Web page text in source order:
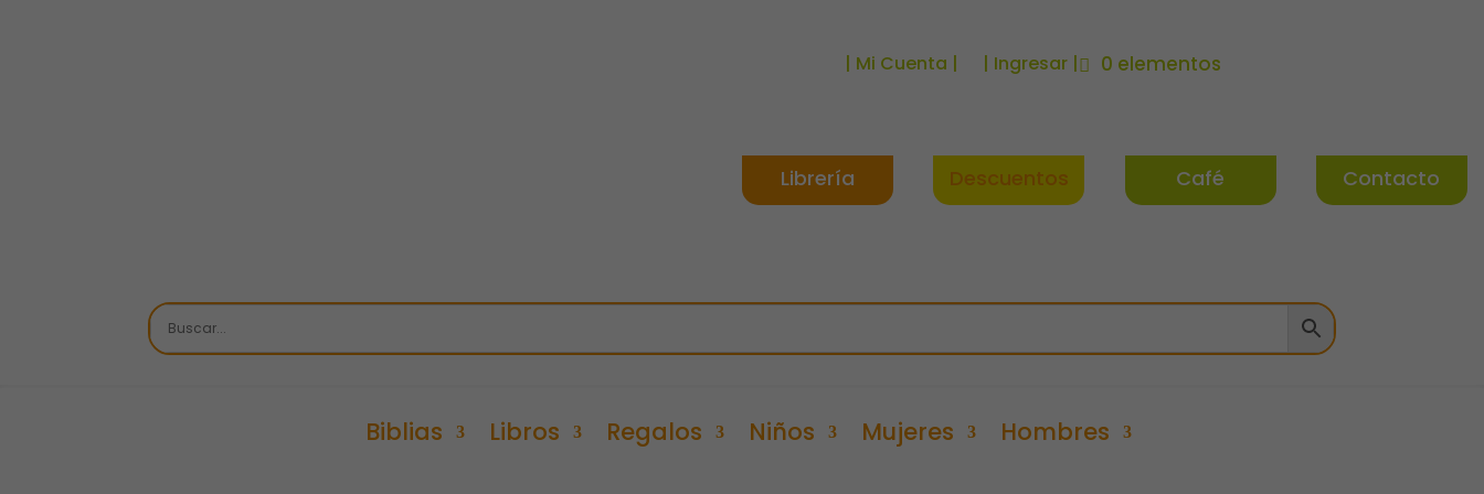
| Mi Cuenta | | Ingresar | 0 elementos
Librería Descuentos Café Contacto
Biblias Libros Regalos Niños Mujeres Hombres